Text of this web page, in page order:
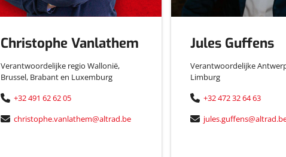
Christophe Vanlathem
Verantwoordelijke regio Wallonië,
Brussel, Brabant en Luxemburg
+32 491 62 62 05
christophe.vanlathem@altrad.be
Jules Guffens
Verantwoordelijke
Limburg
+32 472 32 64 63